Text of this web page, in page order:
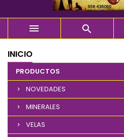
 
INICIO
PRODUCTOS
NOVEDADES
MINERALES
VELAS